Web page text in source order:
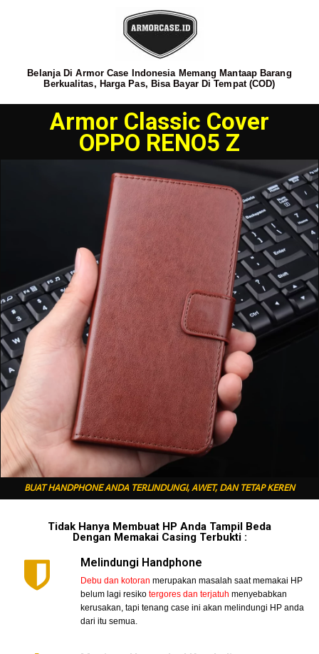
Belanja Di Armor Case Indonesia Memang Mantaap Barang
Berkualitas, Harga Pas, Bisa Bayar Di Tempat (COD)
Armor Classic Cover
OPPO RENO5 Z
BUAT HANDPHONE ANDA TERLINDUNGI, AWET, DAN TETAP KEREN
Tidak Hanya Membuat HP Anda Tampil Beda
Dengan Memakai Casing Terbukti :
Melindungi Handphone
Debu dan kotoran merupakan masalah saat memakai HP
belum lagi resiko tergores dan terjatuh menyebabkan
kerusakan, tapi tenang case ini akan melindungi HP anda
dari itu semua.